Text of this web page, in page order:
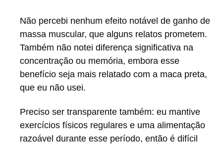
Não percebi nenhum efeito notável de ganho de
massa muscular, que alguns relatos prometem.
Também não notei diferença significativa na
concentração ou memória, embora esse
benefício seja mais relatado com a maca preta,
que eu não usei.
Preciso ser transparente também: eu mantive
exercícios físicos regulares e uma alimentação
razoável durante esse período, então é difícil